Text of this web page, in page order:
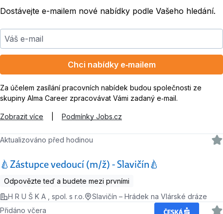
Dostávejte e-mailem nové nabídky podle Vašeho hledání.
Váš e-mail
Chci nabídky e‑mailem
Za účelem zasílání pracovních nabídek budou společnosti ze
skupiny Alma Career zpracovávat Vámi zadaný e‑mail.
Zobrazit více Podmínky Jobs.cz
🍐Zástupce vedoucí (m/ž) - Slavičín🍐
Aktualizováno před hodinou
Odpovězte teď a budete mezi prvními
H R U Š K A , spol. s r.o.
Slavičín – Hrádek na Vlárské dráze
Přidáno včera